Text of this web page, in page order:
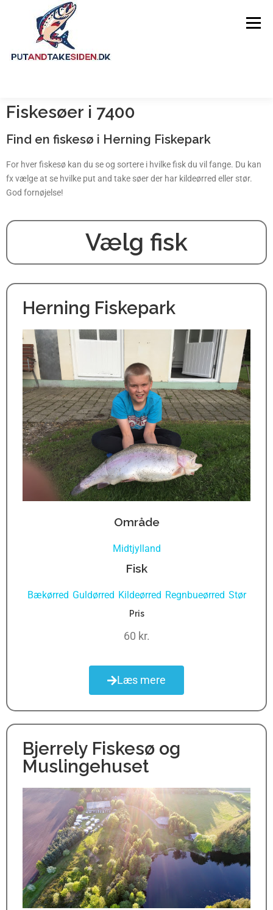
Menu
FORSIDE GUIDES
OM SIDEN
Fiskesøer i 7400
Find en fiskesø i Herning Fiskepark
For hver fiskesø kan du se og sortere i hvilke fisk du vil fange. Du kan
fx vælge at se hvilke put and take søer der har kildeørred eller stør.
God fornøjelse!
Vælg fisk
Herning Fiskepark
Område
Midtjylland
Fisk
Bækørred Guldørred Kildeørred Regnbueørred Stør
Pris
60 kr.
Læs mere
Bjerrely Fiskesø og
Muslingehuset